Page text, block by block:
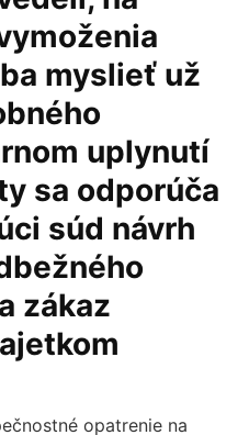
myslieť už
uplynutí
sa odporúča
súd návrh
zákaz